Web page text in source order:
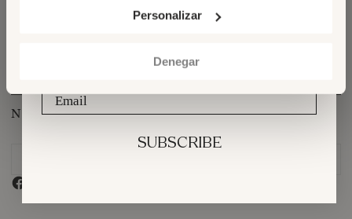
Personalizar
Denegar
NEWSLETTER
Join our newsletter and keep up
Email
SUBSCRIBE